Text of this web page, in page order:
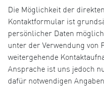
Die Möglichkeit der
Kontaktformular ist
persönlicher Daten
unter der Verwendung von
weitergehende
Ansprache ist uns jedoch
dafür notwendigen